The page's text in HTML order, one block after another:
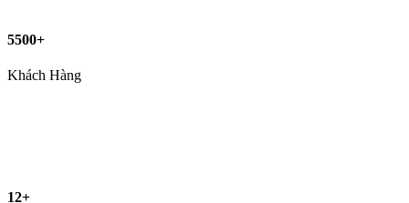
5500+
Khách Hàng
12+